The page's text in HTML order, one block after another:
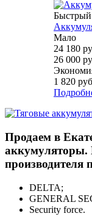
Мало
24 180
26 000
1 820
Продаем в
аккумуляторы.
производителя
DELTA;
GENERAL
Security force.